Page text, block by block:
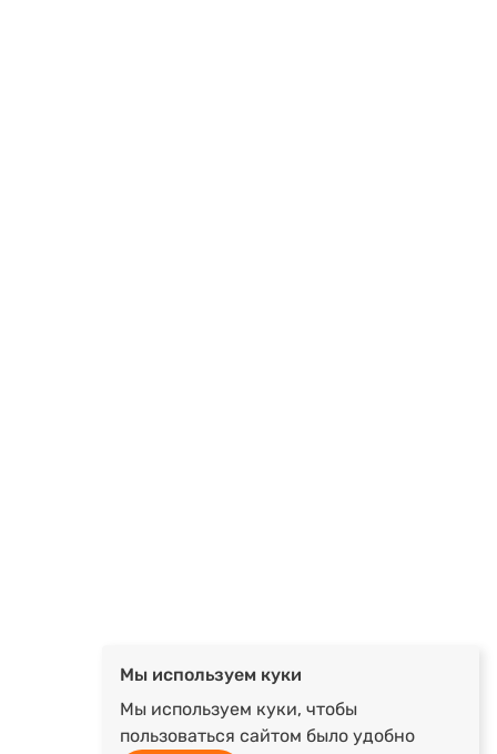
Мы используем куки
Мы используем куки, чтобы
пользоваться сайтом было удобно